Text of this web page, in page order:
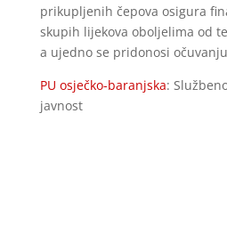
prikupljenih čepova osigura
skupih lijekova oboljelima od
a ujedno se pridonosi
PU osječko-baranjska:
javnost